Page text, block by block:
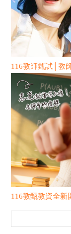
116教師甄試│教
116教甄教資全新